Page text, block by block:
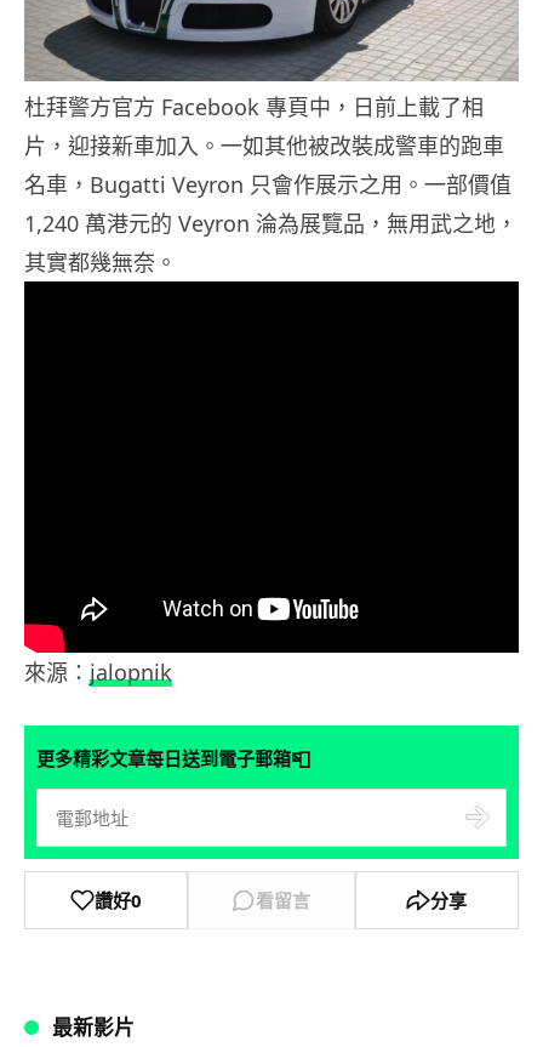
杜拜警方官方 Facebook 專頁中，日前上載了相
片，迎接新車加入。一如其他被改裝成警車的跑車
名車，Bugatti Veyron 只會作展示之用。一部價值
1,240 萬港元的 Veyron 淪為展覽品，無用武之地，
其實都幾無奈。
來源： jalopnik
更多精彩文章每日送到電子郵箱📮
讚好0 看留言 分享
最新影片